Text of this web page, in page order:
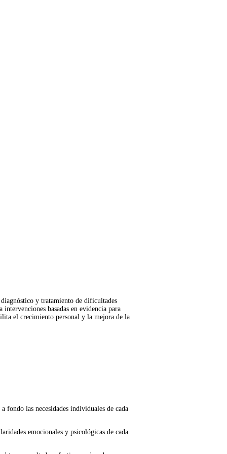
y tratamiento de dificultades
basadas en evidencia para
el crecimiento personal y la mejora de la
fondo las necesidades individuales de cada
emocionales y psicológicas de cada